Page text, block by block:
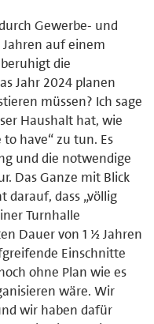
Gewerbe- und
auf einem
die
Jahr 2024 planen
müssen? Ich sage
Haushalt hat, wie
have“ zu tun. Es
und die notwendige
Das Ganze mit Blick
dass „völlig
Turnhalle
Dauer von 1 ½ Jahren
Einschnitte
ohne Plan wie es
wäre. Wir
wir haben dafür